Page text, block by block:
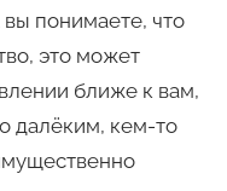
вы понимаете, что
это может
ближе к вам,
далёким, кем-то